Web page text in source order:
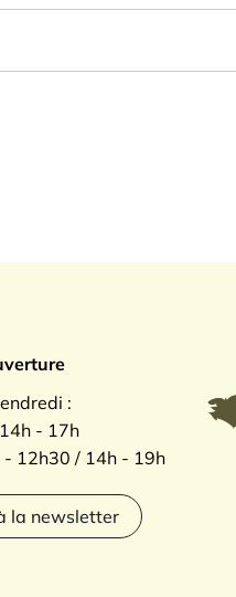
:
- 17h
- 12h30 / 14h - 19h
la newsletter